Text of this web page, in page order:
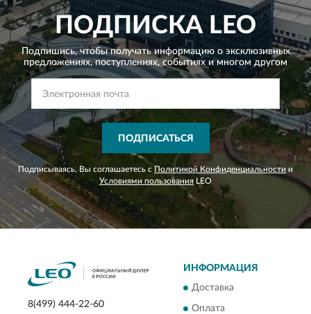
ПОДПИСКАLEO
Подпишись, чтобы получать информацию о эксклюзивных
предложениях,поступлениях, событиях и многом другом
ПОДПИСАТЬСЯ
Подписываясь, Вы соглашаетесь с Политикой Конфиденциальности и
Условиями пользования LEO
8(499) 444-22-60
ИНФОРМАЦИЯ
Доставка
Оплата